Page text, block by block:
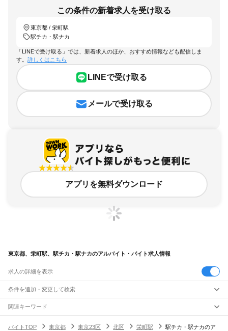
この条件の新着求人を受け取る
東京都 / 栄町駅
駅チカ・駅ナカ
「LINEで受け取る」では、新着求人のほか、おすすめ情報なども配信しま
す。 詳しくはこちら
LINEで受け取る
メールで受け取る
アプリを無料ダウンロード
東京都、栄町駅、駅チカ・駅ナカのアルバイト・バイト求人情報
求人の詳細を表示
条件を追加・変更して検索
市区町村を追加・変更
東京都すべて
駅を追加・変更
関連キーワード
バイトTOP
東京都 東京23区 北区 栄町駅 駅チカ・駅ナカのア